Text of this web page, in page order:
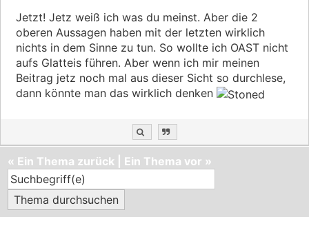
Jetzt! Jetz weiß ich was du meinst. Aber die 2
oberen Aussagen haben mit der letzten wirklich
nichts in dem Sinne zu tun. So wollte ich OAST nicht
aufs Glatteis führen. Aber wenn ich mir meinen
Beitrag jetz noch mal aus dieser Sicht so durchlese,
dann könnte man das wirklich denken
« Ein Thema zurück Ein Thema vor »